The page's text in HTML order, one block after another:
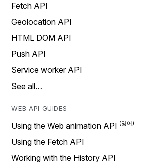
Fetch API
Geolocation API
HTML DOM API
Push API
Service worker API
See all…
WEB API GUIDES
Using the Web animation API
Using the Fetch API
Working with the History API